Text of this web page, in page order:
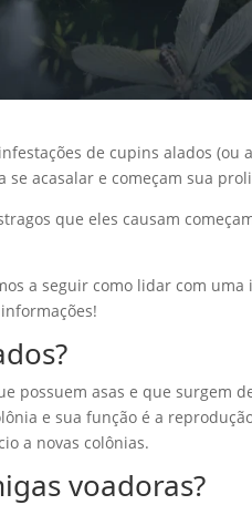
de cupins alados (ou
acasalar e começam sua
que eles causam
a seguir como lidar com
possuem asas e que surgem
e sua função é a
a novas colônias.
voadoras?